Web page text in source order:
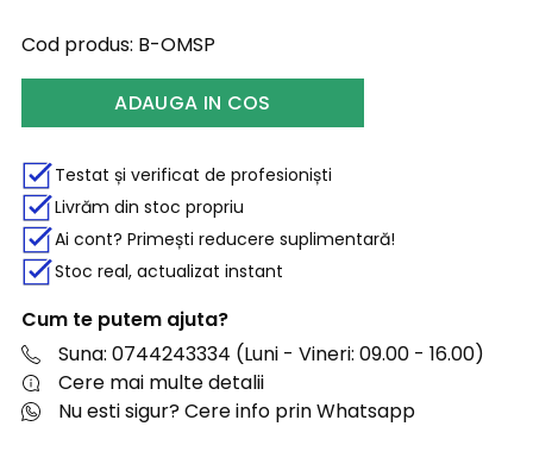
Cod produs: B-OMSP
ADAUGA IN COS
Testat și verificat de profesioniști
Livrăm din stoc propriu
Ai cont? Primești reducere suplimentară!
Stoc real, actualizat instant
Cum te putem ajuta?
Suna: 0744243334 (Luni - Vineri: 09.00 - 16.00)
Cere mai multe detalii
Nu esti sigur? Cere info prin Whatsapp